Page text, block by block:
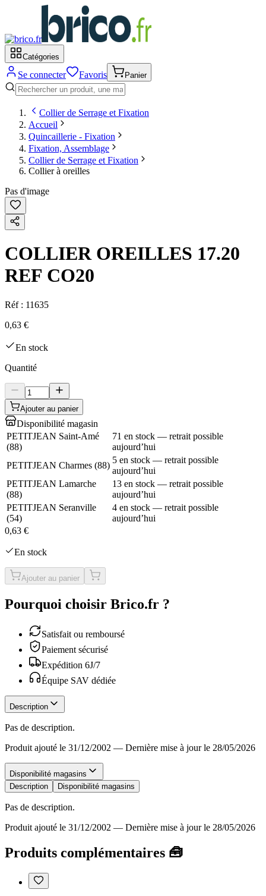
Catégories
Se connecter Favoris Panier
Collier de Serrage et Fixation
Accueil
Quincaillerie - Fixation
Fixation, Assemblage
Collier de Serrage et Fixation
Collier à oreilles
Pas d'image
COLLIER OREILLES 17.20
REF CO20
Réf : 11635
0,63 €
En stock
Quantité
Ajouter au panier
Disponibilité magasin
PETITJEAN Saint-Amé
(88)
71 en stock — retrait possible
aujourd’hui
PETITJEAN Charmes (88)
5 en stock — retrait possible
aujourd’hui
PETITJEAN Lamarche
(88)
13 en stock — retrait possible
aujourd’hui
PETITJEAN Seranville
(54)
4 en stock — retrait possible
aujourd’hui
0,63 €
En stock
Ajouter au panier
Pourquoi choisir Brico.fr ?
Satisfait ou remboursé
Paiement sécurisé
Expédition 6J/7
Équipe SAV dédiée
Description
Pas de description.
Produit ajouté le 31/12/2002 — Dernière mise à jour le 28/05/2026
Disponibilité magasins
Description
Disponibilité magasins
Pas de description.
Produit ajouté le 31/12/2002 — Dernière mise à jour le 28/05/2026
Produits complémentaires 🧰